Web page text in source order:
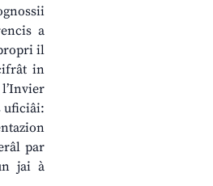
a
il
in
uficiâi:
par
jai à